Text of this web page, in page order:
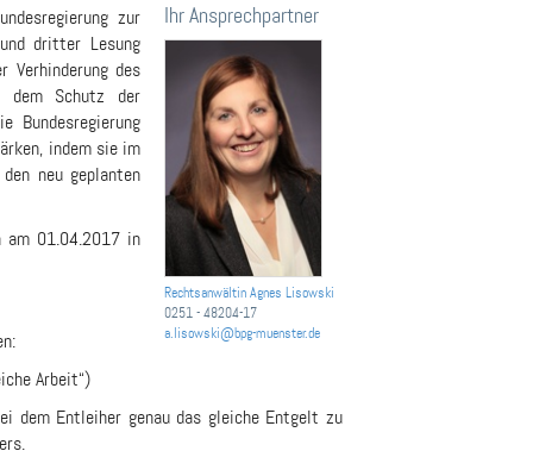
Ihr Ansprechpartner
Rechtsanwältin Agnes Lisowski
0251 - 48204-17
a.lisowski@bpg-muenster.de
zur
dritter Lesung
Verhinderung des
dem Schutz der
Bundesregierung
indem sie im
neu geplanten
am 01.04.2017 in
Arbeit“)
dem Entleiher genau das gleiche Entgelt zu